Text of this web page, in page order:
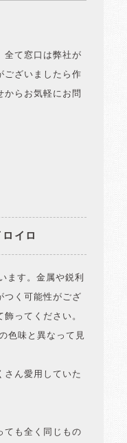
全て窓口は弊社が
ございましたら作
からお気軽にお問
イロ
ます。金属や鋭利
つく可能性がござ
ってください。
色味と異なって見
さん愛用していた
ても全く同じもの